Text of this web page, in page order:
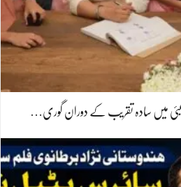
میں سادہ تقریب کے دوران گوری…